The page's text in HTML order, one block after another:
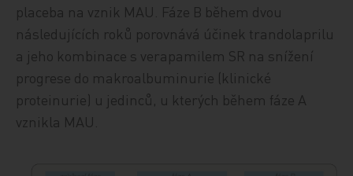
placeba na vznik MAU. Fáze B během dvou
následujících roků porovnává účinek trandolaprilu
a jeho kombinace s verapamilem SR na snížení
progrese do makroalbuminurie (klinické
proteinurie) u jedinců, u kterých během fáze A
vznikla MAU.